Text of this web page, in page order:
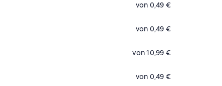
von 0,49 €
von 0,49 €
von 10,99 €
von 0,49 €